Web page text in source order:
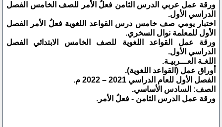
ورقة عمل عربي الدرس الثامن فعلُ الأمر للصف الخامس الفصل
الدراسي الأول.
اختبار يومي صف خامس درس القواعد اللغوية فعلُ الأمر الفصل
الأول للمعلمة نوال السخري.
ورقة عمل القواعد اللغوية للصف الخامس الابتدائي الفصل
الدراسي الأول.
اللغـة العـــربيـة.
أوراق عمل (القواعد اللغوية).
الفصل الأول للعام الدراسي 2021 – 2022 م.
الصف: السادس الأساسي.
ورقة عمل الدرس الثامن - فعلُ الأمر.